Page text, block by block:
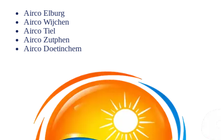
Airco Elburg
Airco Wijchen
Airco Tiel
Airco Zutphen
Airco Doetinchem